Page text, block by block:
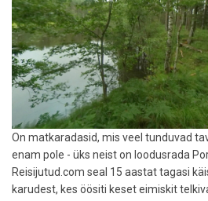
ellu
jääda?
On matkaradasid, mis veel tunduvad
enam pole - üks neist on loodusrada
Reisijutud.com seal 15 aastat tagasi
karudest, kes öösiti keset eimiskit